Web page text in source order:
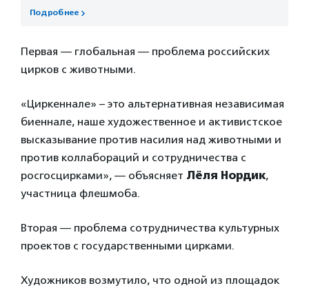
Подробнее
Первая — глобальная — проблема российских
цирков с животными.
«Циркеннале» – это альтернативная независимая
биеннале, наше художественное и активистское
высказывание против насилия над животными и
против коллабораций и сотрудничества с
росгосцирками», — объясняет Лёля Нордик,
участница флешмоба.
Вторая — проблема сотрудничества культурных
проектов с государственными цирками.
Художников возмутило, что одной из площадок